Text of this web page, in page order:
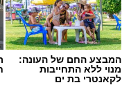
המבצע החם של העונה:
מנוי ללא התחייבות
לקאנטרי בת ים